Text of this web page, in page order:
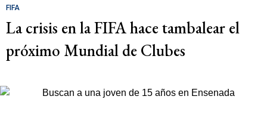
FIFA
La crisis en la FIFA hace tambalear el
próximo Mundial de Clubes